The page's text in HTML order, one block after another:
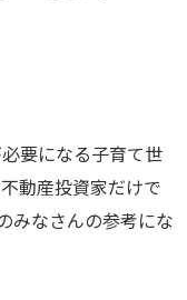
要になる子育て世
動産投資家だけで
みなさんの参考にな